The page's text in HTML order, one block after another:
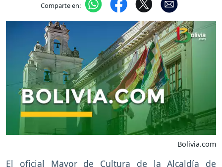
Comparte en:
Bolivia.com
El oficial Mayor de Cultura de la Alcaldía de